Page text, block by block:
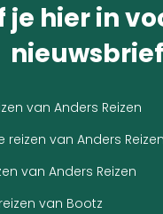
je hier in
nieuwsbrief
van Anders Reizen
reizen van Anders Reizen
van Anders Reizen
van Bootz